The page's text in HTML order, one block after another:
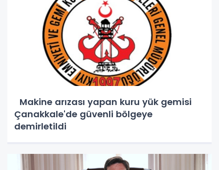
Makine arızası yapan kuru yük gemisi
Çanakkale'de güvenli bölgeye
demirletildi